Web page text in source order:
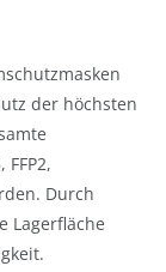
der höchsten
Durch
Lagerfläche